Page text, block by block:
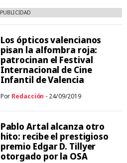
PUBLICIDAD
Los ópticos valencianos
pisan la alfombra roja:
patrocinan el Festival
Internacional de Cine
Infantil de Valencia
Por Redacción - 24/09/2019
Pablo Artal alcanza otro
hito: recibe el prestigioso
premio Edgar D. Tillyer
otorgado por la OSA